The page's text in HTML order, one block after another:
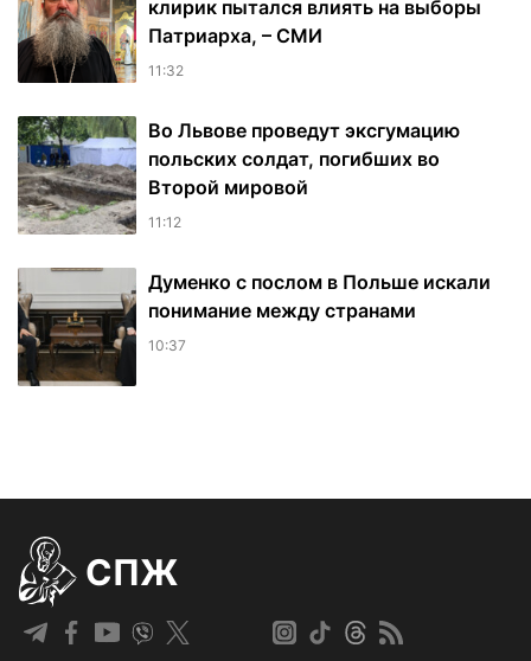
клирик пытался влиять на выборы
Патриарха, – СМИ
11:32
Во Львове проведут эксгумацию
польских солдат, погибших во
Второй мировой
11:12
Думенко с послом в Польше искали
понимание между странами
10:37
СПЖ